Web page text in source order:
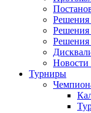
Решения
Новости
Турниры